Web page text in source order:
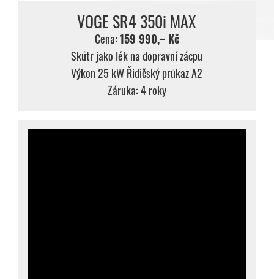
VOGE SR4 350i MAX
Cena:159 990,– Kč
Skútr jako lék na dopravní zácpu
Výkon 25 kW Řidičský průkaz A2
Záruka: 4 roky